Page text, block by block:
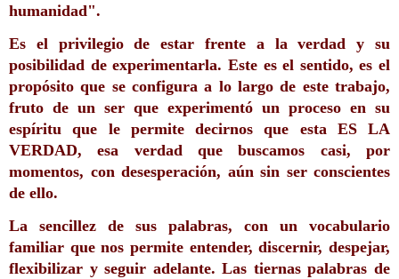
humanidad".
Es el privilegio de estar frente a la verdad y su
posibilidad de experimentarla. Este es el sentido, es el
propósito que se configura a lo largo de este trabajo,
fruto de un ser que experimentó un proceso en su
espíritu que le permite decirnos que esta ES LA
VERDAD, esa verdad que buscamos casi, por
momentos, con desesperación, aún sin ser conscientes
de ello.
La sencillez de sus palabras, con un vocabulario
familiar que nos permite entender, discernir, despejar,
flexibilizar y seguir adelante. Las tiernas palabras de